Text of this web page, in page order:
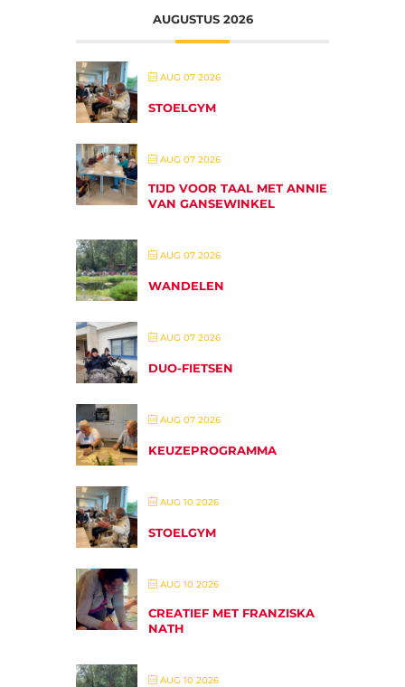
AUGUSTUS 2026
AUG 07 2026
STOELGYM
AUG 07 2026
TIJD VOOR TAAL MET ANNIE
VAN GANSEWINKEL
AUG 07 2026
WANDELEN
AUG 07 2026
DUO-FIETSEN
AUG 07 2026
KEUZEPROGRAMMA
AUG 10 2026
STOELGYM
AUG 10 2026
CREATIEF MET FRANZISKA
NATH
AUG 10 2026